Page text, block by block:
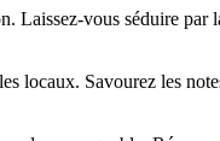
vous séduire par
locaux. Savourez les